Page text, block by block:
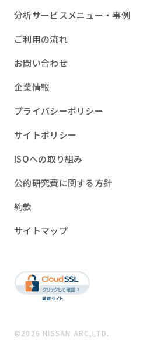
分析サービスメニュー・事例
ご利用の流れ
お問い合わせ
企業情報
プライバシーポリシー
サイトポリシー
ISOへの取り組み
公的研究費に関する方針
約款
サイトマップ
©2026 NISSAN ARC,LTD.